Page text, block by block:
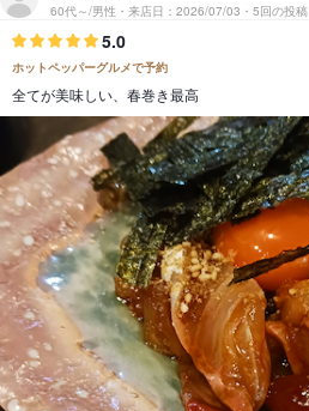
60代～/男性・来店日：2026/07/03・5回の投稿
5.0
ホットペッパーグルメで予約
全てが美味しい、春巻き最高